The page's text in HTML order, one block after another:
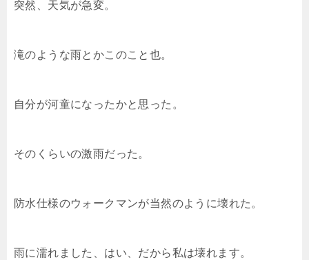
突然、天気が急変。
滝のような雨とかこのこと也。
自分が河童になったかと思った。
そのくらいの激雨だった。
防水仕様のウォークマンが当然のように壊れた。
雨に濡れました、はい、だから私は壊れます。